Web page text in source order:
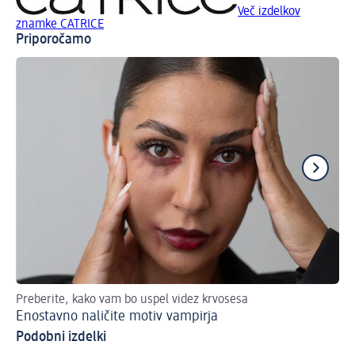
Več izdelkov
znamke CATRICE
Priporočamo
Preberite, kako vam bo uspel videz krvosesa
Enostavno naličite motiv vampirja
Podobni izdelki